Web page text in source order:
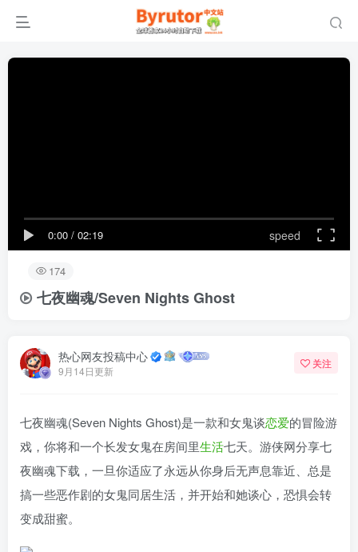
0:00 / 02:19 speed
174
七夜幽魂/Seven Nights Ghost
热心网友投稿中心
9月14日更新
关注
七夜幽魂(Seven Nights Ghost)是一款和女鬼谈恋爱的冒险游
戏，你将和一个长发女鬼在房间里生活七天。游侠网分享七
夜幽魂下载，一旦你适应了永远从你身后无声息靠近、总是
搞一些恶作剧的女鬼同居生活，并开始和她谈心，恐惧会转
变成甜蜜。